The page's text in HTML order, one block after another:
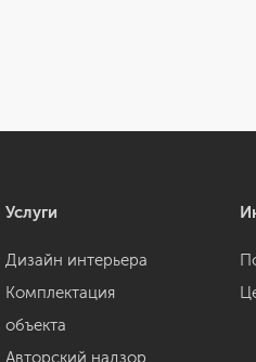
Услуги
Дизайн интерьера
Комплектация
объекта
Авторский надзор